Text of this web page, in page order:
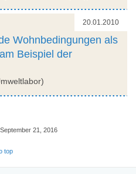
20.01.2010
Wohnbedingungen als
Beispiel der
21, 2016
top